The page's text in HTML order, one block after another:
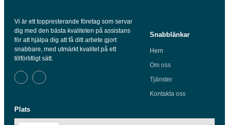
Vi är ett toppresterande företag som servar
dig med den bästa kvaliteten på assistans
för att hjälpa dig att få ditt arbete gjort
snabbare, med utmärkt kvalitet på ett
tillförlitligt sätt.
Snabblänkar
Hem
Om oss
Tjänster
Kontakta oss
Plats